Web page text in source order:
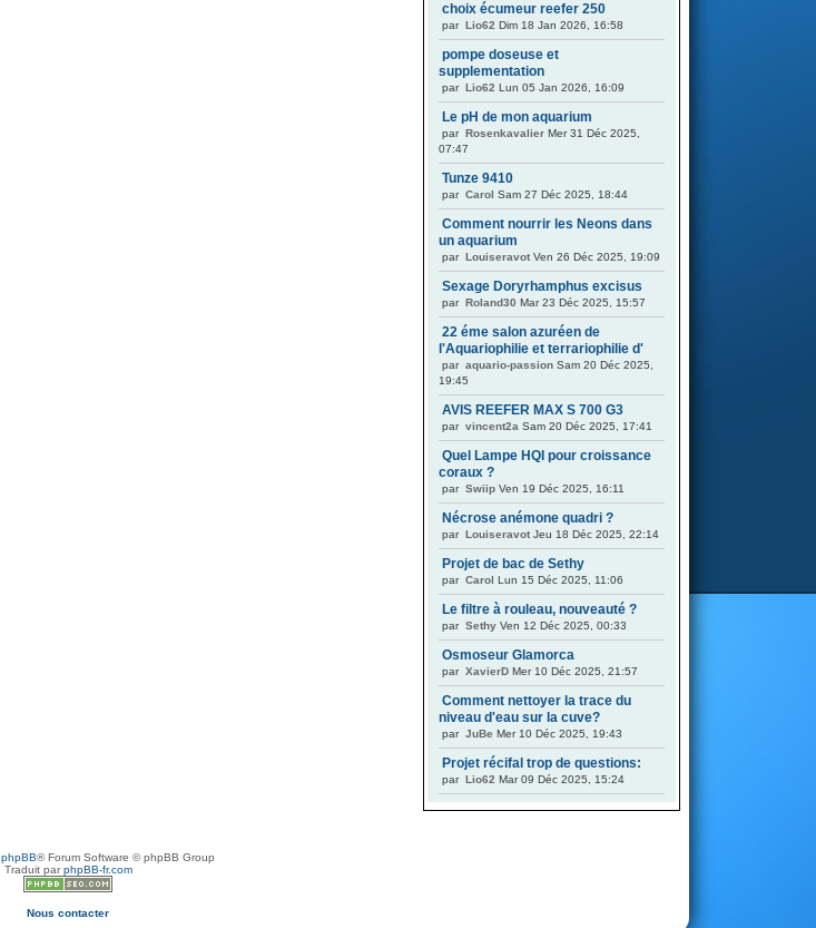
choix écumeur reefer 250
par Lio62 Dim 18 Jan 2026, 16:58
pompe doseuse et
supplementation
par Lio62 Lun 05 Jan 2026, 16:09
Le pH de mon aquarium
par Rosenkavalier Mer 31 Déc 2025,
07:47
Tunze 9410
par Carol Sam 27 Déc 2025, 18:44
Comment nourrir les Neons dans
un aquarium
par Louiseravot Ven 26 Déc 2025, 19:09
Sexage Doryrhamphus excisus
par Roland30 Mar 23 Déc 2025, 15:57
22 éme salon azuréen de
l'Aquariophilie et terrariophilie d'
par aquario-passion Sam 20 Déc 2025,
19:45
AVIS REEFER MAX S 700 G3
par vincent2a Sam 20 Déc 2025, 17:41
Quel Lampe HQI pour croissance
coraux ?
par Swiip Ven 19 Déc 2025, 16:11
Nécrose anémone quadri ?
par Louiseravot Jeu 18 Déc 2025, 22:14
Projet de bac de Sethy
par Carol Lun 15 Déc 2025, 11:06
Le filtre à rouleau, nouveauté ?
par Sethy Ven 12 Déc 2025, 00:33
Osmoseur Glamorca
par XavierD Mer 10 Déc 2025, 21:57
Comment nettoyer la trace du
niveau d'eau sur la cuve?
par JuBe Mer 10 Déc 2025, 19:43
Projet récifal trop de questions:
par Lio62 Mar 09 Déc 2025, 15:24
phpBB® Forum Software © phpBB Group
Traduit parphpBB-fr.com
Nous contacter